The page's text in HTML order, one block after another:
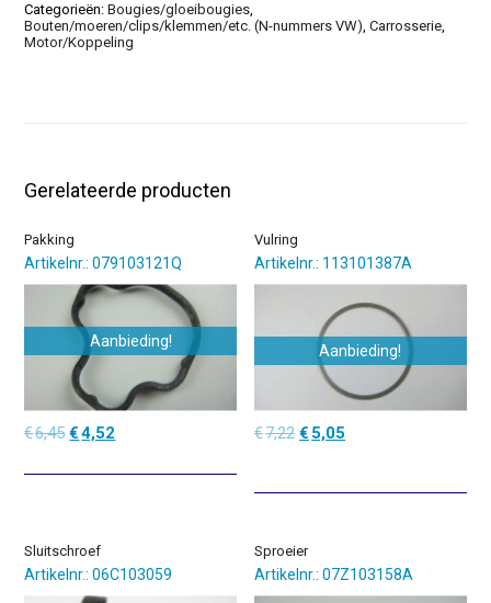
Categorieën:Bougies/gloeibougies,
Bouten/moeren/clips/klemmen/etc. (N-nummers VW),Carrosserie,
Motor/Koppeling
Gerelateerde producten
Pakking
Artikelnr.: 079103121Q
Aanbieding!
€6,45Oorspronkelijke
was:
€4,52
is:
Vulring
Artikelnr.: 113101387A
Aanbieding!
€7,22 Oorspronkelijke
€7,22.
€ 5,05
€5,05.
Sluitschroef
Artikelnr.: 06C103059
Sproeier
Artikelnr.: 07Z103158A